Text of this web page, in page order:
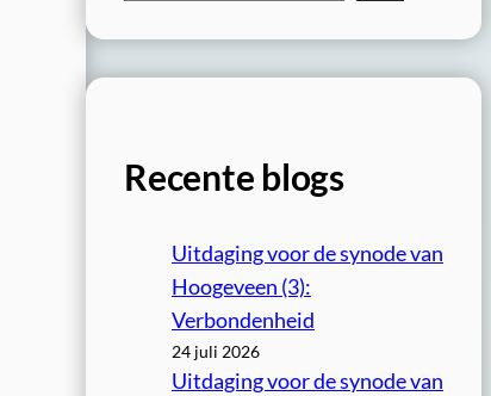
e
k
Recente blogs
Uitdaging voor de synode van
Hoogeveen (3):
Verbondenheid
24 juli 2026
Uitdaging voor de synode van